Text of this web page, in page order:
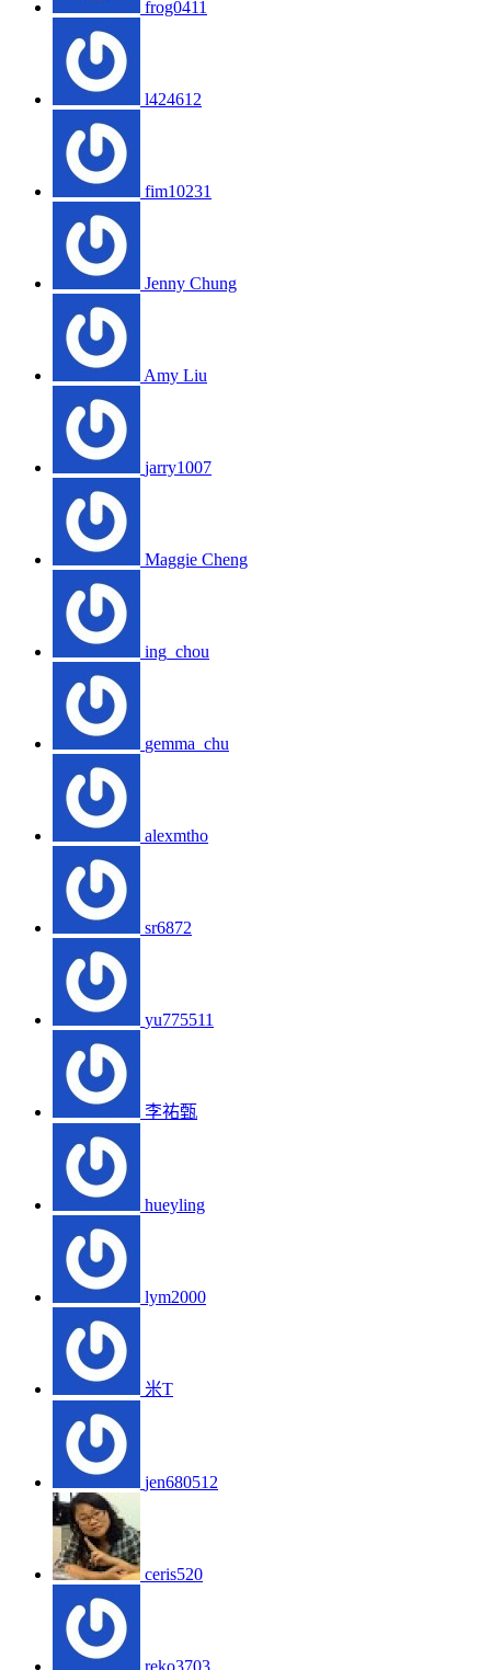
frog0411
l424612
fim10231
Jenny Chung
Amy Liu
jarry1007
Maggie Cheng
ing_chou
gemma_chu
alexmtho
sr6872
yu775511
李祐甄
hueyling
lym2000
米T
jen680512
ceris520
reko3703